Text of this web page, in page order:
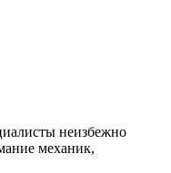
неизбежно
механик,